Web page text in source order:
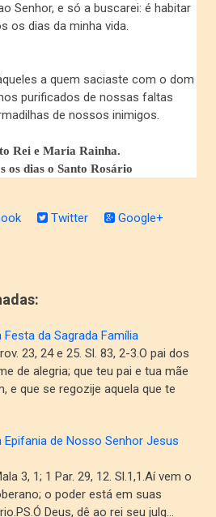
Senhor, e só a buscarei: é habitar
os dias da minha vida.
a quem saciaste com o dom
purificados de nossas faltas
de nossos inimigos.
Rei e Maria Rainha.
os dias o Santo Rosário
Twitter
Google+
Festa da Sagrada Família
23, 24 e 25. Sl. 83, 2-3.O pai dos
de alegria; que teu pai e tua mãe
e que se regozije aquela que te
Epifania de Nosso Senhor Jesus
3, 1; 1 Par. 29, 12. Sl.1,1.Aí vem o
o poder está em suas
Deus, dê ao rei seu julg…